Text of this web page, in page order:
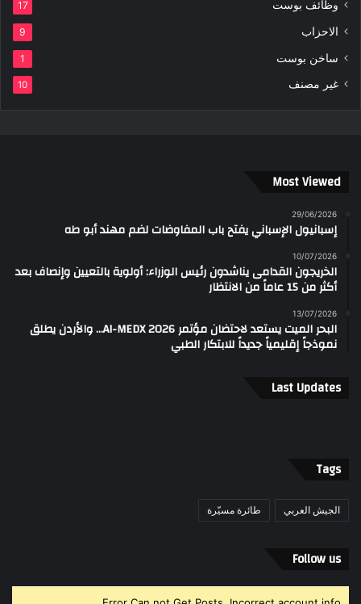
وظائف بوست 17
الاحزاب 9
ساخن بوست 1
غير مصنف 10
Most Viewed
29/06/2026
إسبانيول الإسباني يفتح باب المفاوضات لضم مهند أبو طه
10/07/2026
الخريجون القدامى يناشدون رئيس الوزراء: أولوية بالتعيين وإنصاف بعد
أكثر من 15 عاماً من الانتظار
13/07/2026
البحر الميت يستعد لاحتضان مؤتمر AI-MEDX 2026… والأردن يطلق
نموذجاً إقليمياً جديداً للابتكار الطبي
Last Updates
Tags
الجيش العربي طائرة مسيّرة
Follow us